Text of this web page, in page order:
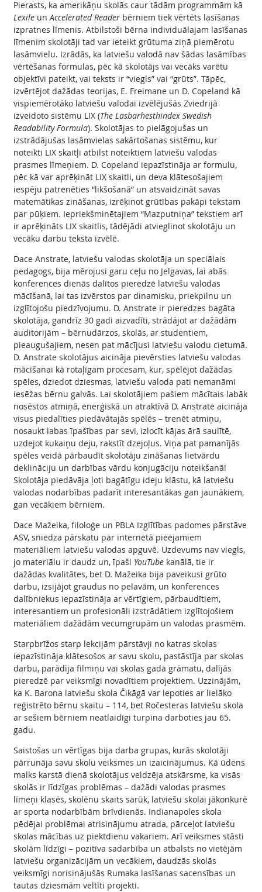
Pierasts, ka amerikāņu skolās caur tādām programmām kā
LexileunAccelerated Reader bērniem tiek vērtēts lasīšanas
izpratnes līmenis. Atbilstoši bērna individuālajam lasīšanas
līmenim skolotāji tad var ieteikt grūtuma ziņā piemērotu
lasāmvielu. Izrādās, ka latviešu valodā nav šādas lasāmības
vērtēšanas formulas, pēc kā skolotājs vai vecāks varētu
objektīvi pateikt, vai teksts ir “viegls” vai “grūts”. Tāpēc,
izvērtējot dažādas teorijas, E. Freimane un D. Copeland kā
vispiemērotāko latviešu valodai izvēlējušās Zviedrijā
izveidoto sistēmu LIX (The Lasbarhesthindex Swedish
Readability Formula). Skolotājas to pielāgojušas un
izstrādājušas lasāmvielas sakārtošanas sistēmu, kur
noteikti LIX skaitļi atbilst noteiktiem latviešu valodas
prasmes līmeņiem. D. Copeland iepazīstināja ar formulu,
pēc kā var aprēķināt LIX skaitli, un deva klātesošajiem
iespēju patrenēties “likšošanā” un atsvaidzināt savas
matemātikas zināšanas, izrēķinot grūtības pakāpi tekstam
par pūķiem. Iepriekšminētajiem “Mazputniņa” tekstiem arī
ir aprēķināts LIX skaitlis, tādējādi atvieglinot skolotāju un
vecāku darbu teksta izvēlē.
Dace Anstrate, latviešu valodas skolotāja un speciālais
pedagogs, bija mērojusi garu ceļu no Jelgavas, lai abās
konferences dienās dalītos pieredzē latviešu valodas
mācīšanā, lai tas izvērstos par dinamisku, priekpilnu un
izglītojošu piedzīvojumu. D. Anstrate ir pieredzes bagāta
skolotāja, gandrīz 30 gadi aizvadīti, strādājot ar dažādām
auditorijām – bērnudārzos, skolās, ar studentiem,
pieaugušajiem, nesen pat mācījusi latviešu valodu cietumā.
D. Anstrate skolotājus aicināja pievērsties latviešu valodas
mācīšanai kā rotaļīgam procesam, kur, spēlējot dažādas
spēles, dziedot dziesmas, latviešu valoda pati nemanāmi
iesēžas bērnu galvās. Lai skolotājiem pašiem mācītais labāk
nosēstos atmiņā, enerģiskā un atraktīvā D. Anstrate aicināja
visus piedalīties piedāvātajās spēlēs – trenēt atmiņu,
nosaukt labas īpašības par sevi, izlocīt kājas ārā saulītē,
uzdejot kukaiņu deju, rakstīt dzejoļus. Viņa pat pamanījās
spēles veidā pārbaudīt skolotāju zināšanas lietvārdu
deklināciju un darbības vārdu konjugāciju noteikšanā!
Skolotāja piedāvāja ļoti bagātīgu ideju klāstu, kā latviešu
valodas nodarbības padarīt interesantākas gan jaunākiem,
gan vecākiem bērniem.
Dace Mažeika, filoloģe un PBLA Izglītības padomes pārstāve
ASV, sniedza pārskatu par internetā pieejamiem
materiāliem latviešu valodas apguvē. Uzdevums nav viegls,
jo materiālu ir daudz un, īpaši YouTubekanālā, tie ir
dažādas kvalitātes, bet D. Mažeika bija paveikusi grūto
darbu, izsijājot graudus no pelavām, un konferences
dalībniekus iepazīstināja ar vērtīgiem, pārbaudītiem,
interesantiem un profesionāli izstrādātiem izglītojošiem
materiāliem dažādām vecumgrupām un valodas prasmēm.
Starpbrīžos starp lekcijām pārstāvji no katras skolas
iepazīstināja klātesošos ar savu skolu, pastāstīja par skolas
darbu, parādīja filmiņu vai skolas gada grāmatu, dalījās
pieredzē par veiksmīgi novadītiem projektiem. Uzzinājām,
ka K. Barona latviešu skola Čikāgā var lepoties ar lielāko
reģistrēto bērnu skaitu – 114, bet Ročesteras latviešu skola
ar sešiem bērniem neatlaidīgi turpina darboties jau 65.
gadu.
Saistošas un vērtīgas bija darba grupas, kurās skolotāji
pārrunāja savu skolu veiksmes un izaicinājumus. Kā ūdens
malks karstā dienā skolotājus veldzēja atskārsme, ka visās
skolās ir līdzīgas problēmas – dažādi valodas prasmes
līmeņi klasēs, skolēnu skaits sarūk, latviešu skolai jākonkurē
ar sporta nodarbībām brīvdienās. Indianapoles skola
pēdējai problēmai atrisinājumu atrada, pārceļot latviešu
skolas mācības uz piektdienu vakariem. Arī veiksmes stāsti
skolām līdzīgi – pozitīva sadarbība un atbalsts no vietējām
latviešu organizācijām un vecākiem, daudzās skolās
veiksmīgi norisinājušās Rumaka lasīšanas sacensības un
tautas dziesmām veltīti projekti.